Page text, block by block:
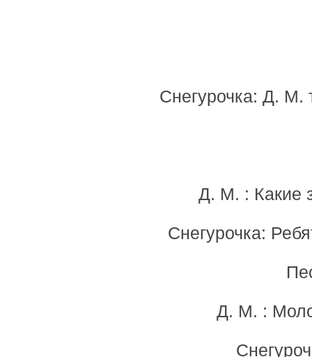
Снегурочка: Д. М.
Д. М. : Какие
Снегурочка:
Д. М. :